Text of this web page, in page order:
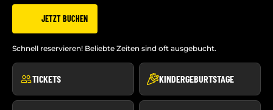
JETZT BUCHEN
Schnell reservieren! Beliebte Zeiten sind oft ausgebucht.
TICKETS KINDERGEBURTSTAGE